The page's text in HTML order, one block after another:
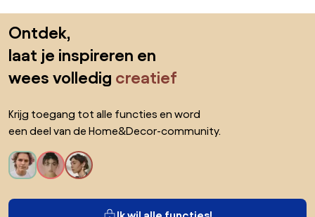
Ontdek,
laat je inspireren en
wees volledig creatief
Krijg toegang tot alle functies en word
een deel van de Home&Decor-community.